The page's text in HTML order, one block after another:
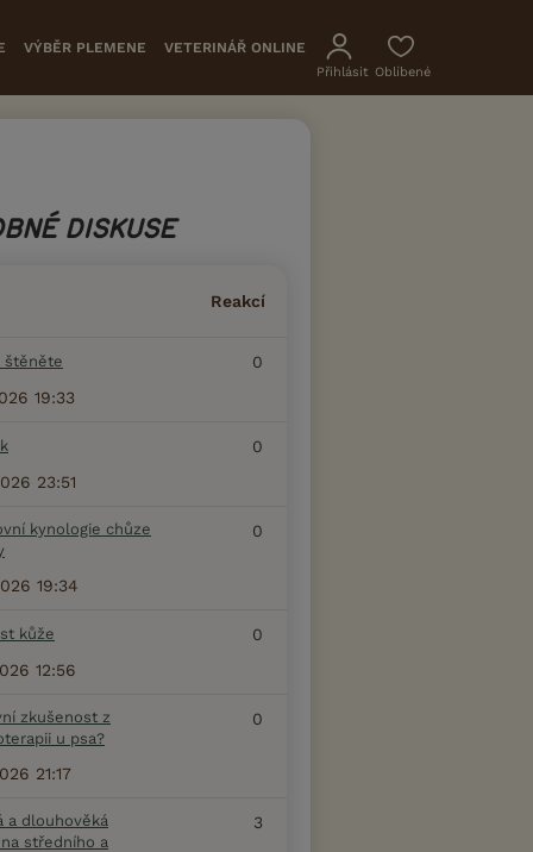
VÝBĚR PLEMENE VETERINÁŘ ONLINE
Přihlásit Oblíbené
DISKUSE
Reakcí
štěněte
0
19:33
0
23:51
kynologie chůze
0
19:34
kůže
0
12:56
zkušenost z
u psa?
0
21:17
a dlouhověká
středního a
3